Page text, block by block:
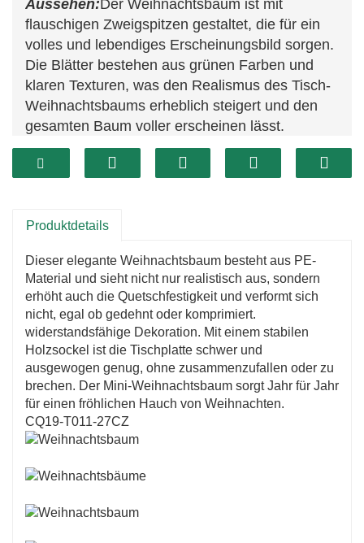
Aussehen:Der Weihnachtsbaum ist mit
flauschigen Zweigspitzen gestaltet, die für ein
volles und lebendiges Erscheinungsbild sorgen.
Die Blätter bestehen aus grünen Farben und
klaren Texturen, was den Realismus des Tisch-
Weihnachtsbaums erheblich steigert und den
gesamten Baum voller erscheinen lässt.
Schnell und einfach zu installieren:Strecken
Sie die Äste aus und achten Sie darauf, dass
wenigen Minuten Ihre eigene personalisierte
kompaktes Design ermöglicht eine einfache
Lagerung und einen einfachen Transport und
nimmt nur sehr wenig Platz ein.
Produktdetails
Dieser elegante Weihnachtsbaum besteht aus PE-
Material und sieht nicht nur realistisch aus, sondern
erhöht auch die Quetschfestigkeit und verformt sich
nicht, egal ob gedehnt oder komprimiert.
widerstandsfähige Dekoration. Mit einem stabilen
Holzsockel ist die Tischplatte schwer und
ausgewogen genug, ohne zusammenzufallen oder zu
brechen. Der Mini-Weihnachtsbaum sorgt Jahr für Jahr
für einen fröhlichen Hauch von Weihnachten.
CQ19-T011-27CZ